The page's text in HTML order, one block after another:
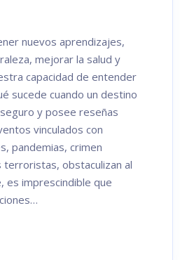
nuevos aprendizajes,
mejorar la salud y
capacidad de entender
sucede cuando un destino
y posee reseñas
vinculados con
pandemias, crimen
terroristas, obstaculizan al
es imprescindible que